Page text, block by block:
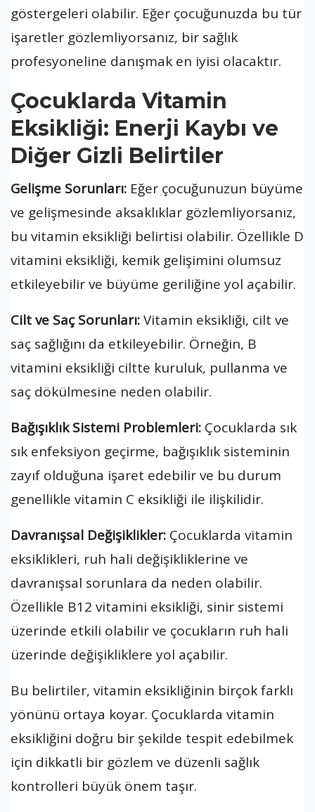
göstergeleri olabilir. Eğer çocuğunuzda bu tür
işaretler gözlemliyorsanız, bir sağlık
profesyoneline danışmak en iyisi olacaktır.
Çocuklarda Vitamin
Eksikliği: Enerji Kaybı ve
Diğer Gizli Belirtiler
Gelişme Sorunları: Eğer çocuğunuzun büyüme
ve gelişmesinde aksaklıklar gözlemliyorsanız,
bu vitamin eksikliği belirtisi olabilir. Özellikle D
vitamini eksikliği, kemik gelişimini olumsuz
etkileyebilir ve büyüme geriliğine yol açabilir.
Cilt ve Saç Sorunları:Vitamin eksikliği, cilt ve
saç sağlığını da etkileyebilir. Örneğin, B
vitamini eksikliği ciltte kuruluk, pullanma ve
saç dökülmesine neden olabilir.
Bağışıklık Sistemi Problemleri: Çocuklarda sık
sık enfeksiyon geçirme, bağışıklık sisteminin
zayıf olduğuna işaret edebilir ve bu durum
genellikle vitamin C eksikliği ile ilişkilidir.
Davranışsal Değişiklikler: Çocuklarda vitamin
eksiklikleri, ruh hali değişikliklerine ve
davranışsal sorunlara da neden olabilir.
Özellikle B12 vitamini eksikliği, sinir sistemi
üzerinde etkili olabilir ve çocukların ruh hali
üzerinde değişikliklere yol açabilir.
Bu belirtiler, vitamin eksikliğinin birçok farklı
yönünü ortaya koyar. Çocuklarda vitamin
eksikliğini doğru bir şekilde tespit edebilmek
için dikkatli bir gözlem ve düzenli sağlık
kontrolleri büyük önem taşır.